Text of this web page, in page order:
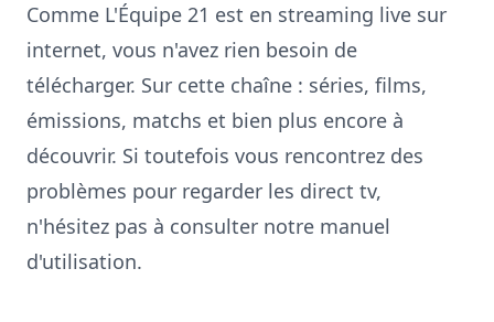
Comme L'Équipe 21 est en streaming live sur
internet, vous n'avez rien besoin de
télécharger. Sur cette chaîne : séries, films,
émissions, matchs et bien plus encore à
découvrir. Si toutefois vous rencontrez des
problèmes pour regarder les direct tv,
n'hésitez pas à consulter notre manuel
d'utilisation.